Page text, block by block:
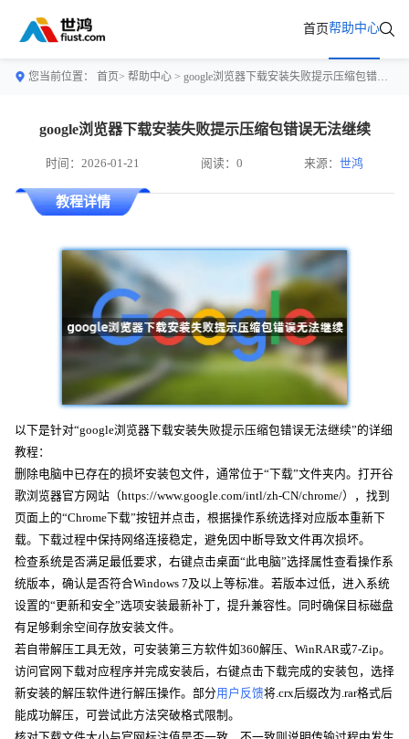
首页帮助中心
您当前位置： 首页> 帮助中心 > google浏览器下载安装失败提示压缩包错误无法继续
google浏览器下载安装失败提示压缩包错误无法继续
时间：2026-01-21 阅读：0 来源：世鸿
教程详情
以下是针对“google浏览器下载安装失败提示压缩包错误无法继续”的详细
教程：
删除电脑中已存在的损坏安装包文件，通常位于“下载”文件夹内。打开谷
歌浏览器官方网站（https://www.google.com/intl/zh-CN/chrome/），找到
页面上的“Chrome下载”按钮并点击，根据操作系统选择对应版本重新下
载。下载过程中保持网络连接稳定，避免因中断导致文件再次损坏。
检查系统是否满足最低要求，右键点击桌面“此电脑”选择属性查看操作系
统版本，确认是否符合Windows 7及以上等标准。若版本过低，进入系统
设置的“更新和安全”选项安装最新补丁，提升兼容性。同时确保目标磁盘
有足够剩余空间存放安装文件。
若自带解压工具无效，可安装第三方软件如360解压、WinRAR或7-Zip。
访问官网下载对应程序并完成安装后，右键点击下载完成的安装包，选择
新安装的解压软件进行解压操作。部分用户反馈将.crx后缀改为.rar格式后
能成功解压，可尝试此方法突破格式限制。